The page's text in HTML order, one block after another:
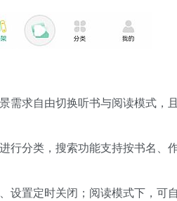
需求自由切换听书与阅读模式，
行分类，搜索功能支持按书名、
设置定时关闭；阅读模式下，可